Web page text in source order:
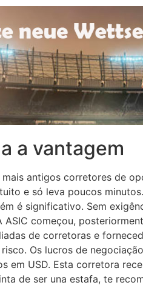
a vantagem
antigos corretores de
e só leva poucos
é significativo. Sem
ASIC começou,
de corretoras e
Os lucros de
em USD. Esta corretora
de ser una estafa, te